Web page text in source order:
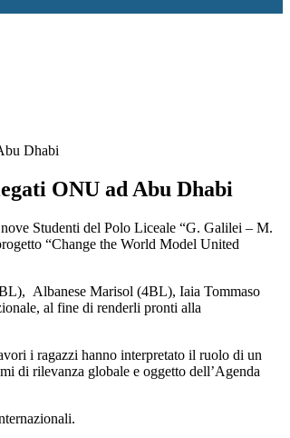
Dhabi
ONU ad Abu Dhabi
Studenti del Polo Liceale “G. Galilei – M.
“Change the World Model United
Albanese Marisol (4BL), Iaia Tommaso
al fine di renderli pronti alla
i ragazzi hanno interpretato il ruolo di un
di rilevanza globale e oggetto dell’Agenda